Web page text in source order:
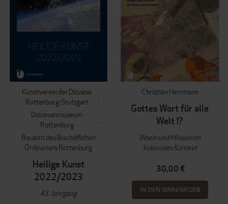
Kunstverein der Diözese
Rottenburg-Stuttgart
Diözesanmuseum
Rottenburg
Bauamt des Bischöflichen
Ordinariats Rottenburg
Heilige Kunst
2022/2023
43. Jahrgang
Christian Herrmann
Gottes Wort für alle
Welt !?
Bibeln und Mission im
kolonialen Kontext
30,00 €
IN DEN WARENKORB